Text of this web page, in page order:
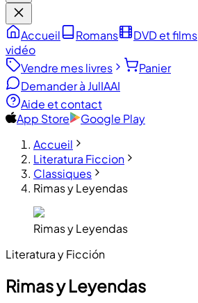
Accueil Romans DVD et films
vidéo
Vendre mes livres
Panier
Demander à JulIAAI
Aide et contact
App Store
Google Play
Accueil
Literatura Ficcion
Classiques
Rimas y Leyendas
Rimas y Leyendas
Literatura y Ficción
Rimas y Leyendas